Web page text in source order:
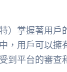
）掌握著用戶
，用戶可以擁
到平台的審查